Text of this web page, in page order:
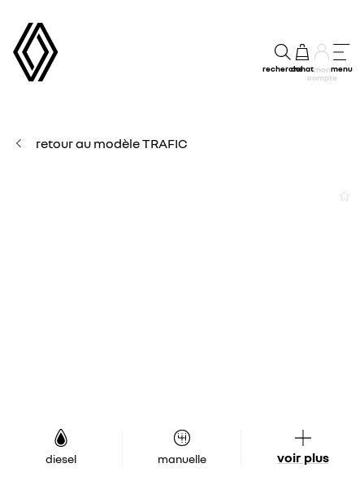
rechercheachatmon
compte
menu
retour au modèle TRAFIC
diesel manuelle voir plus